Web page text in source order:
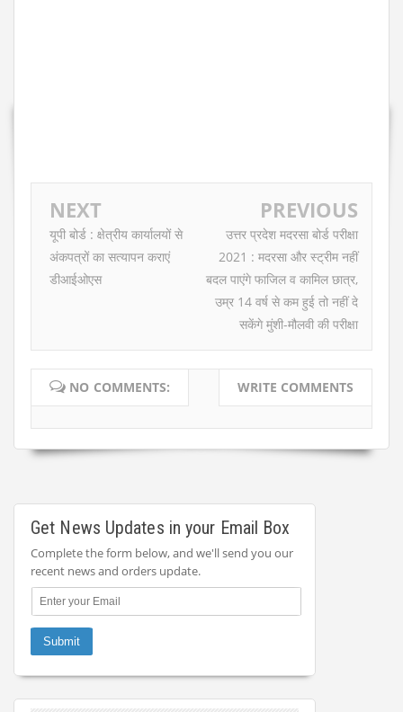
NEXT
यूपी बोर्ड : क्षेत्रीय कार्यालयों से
अंकपत्रों का सत्यापन कराएं
डीआईओएस
PREVIOUS
उत्तर प्रदेश मदरसा बोर्ड परीक्षा
2021 : मदरसा और स्ट्रीम नहीं
बदल पाएंगे फाजिल व कामिल छात्र,
उम्र 14 वर्ष से कम हुई तो नहीं दे
सकेंगे मुंशी-मौलवी की परीक्षा
NO COMMENTS: WRITE COMMENTS
Get News Updates in your Email Box
Complete the form below, and we'll send you our
recent news and orders update.